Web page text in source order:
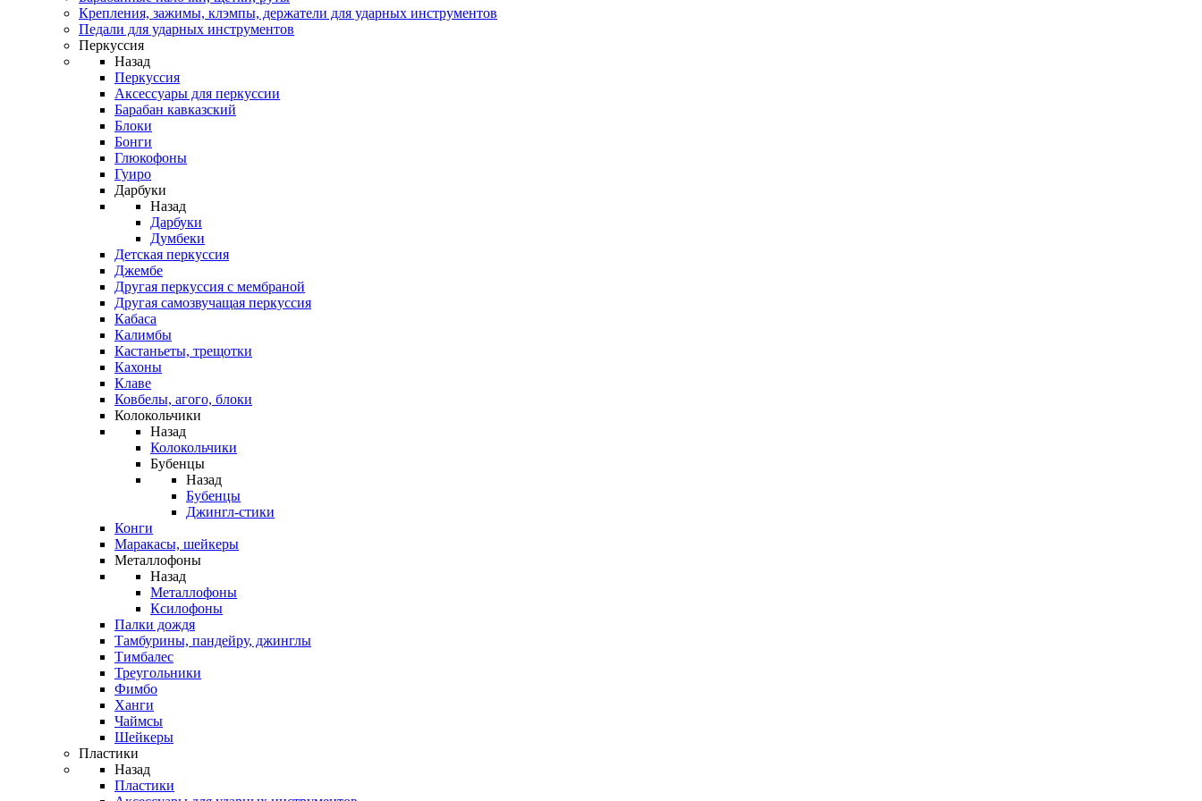
Крепления, зажимы, клэмпы, держатели для ударных инструментов
Педали для ударных инструментов
Перкуссия
Назад
Перкуссия
Аксессуары для перкуссии
Барабан кавказский
Блоки
Бонги
Глюкофоны
Гуиро
Дарбуки
Назад
Дарбуки
Думбеки
Детская перкуссия
Джембе
Другая перкуссия с мембраной
Другая самозвучащая перкуссия
Кабаса
Калимбы
Кастаньеты, трещотки
Кахоны
Клаве
Ковбелы, агого, блоки
Колокольчики
Назад
Колокольчики
Бубенцы
Назад
Бубенцы
Джингл-стики
Конги
Маракасы, шейкеры
Металлофоны
Назад
Металлофоны
Ксилофоны
Палки дождя
Тамбурины, пандейру, джинглы
Тимбалес
Треугольники
Фимбо
Ханги
Чаймсы
Шейкеры
Пластики
Назад
Пластики